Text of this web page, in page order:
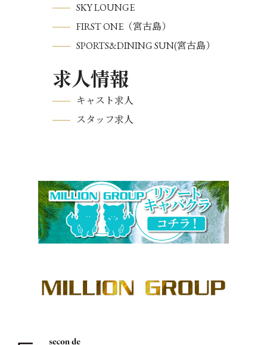
SKY LOUNGE
FIRST ONE（宮古島）
SPORTS&DINING SUN(宮古島）
求人情報
キャスト求人
スタッフ求人